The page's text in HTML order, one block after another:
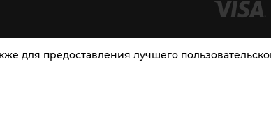
для предоставления лучшего